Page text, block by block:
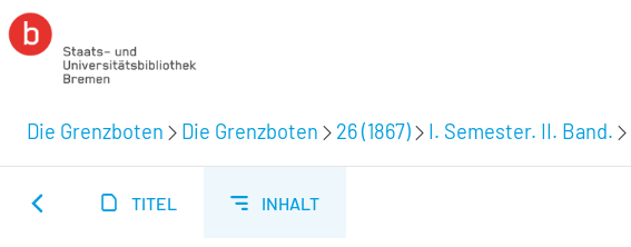
Die Grenzboten Die Grenzboten 26 (1867) I. Semester. II. Band.
TITEL INHALT